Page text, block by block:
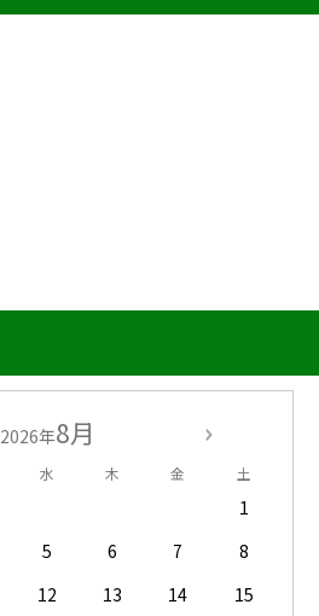
2026年8月
水 木 金 土
1
5 6 7
8
12 13 14
15